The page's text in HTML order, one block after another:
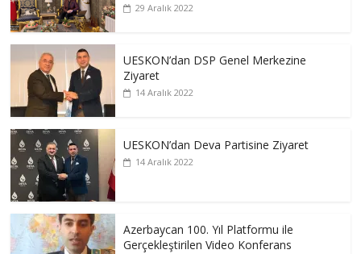
29 Aralık 2022
UESKON’dan DSP Genel Merkezine
Ziyaret
14 Aralık 2022
UESKON’dan Deva Partisine Ziyaret
14 Aralık 2022
Azerbaycan 100. Yıl Platformu ile
Gerçekleştirilen Video Konferans